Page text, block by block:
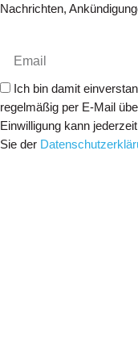
Nachrichten,
Ich bin damit
regelmäßig per E-Mail
Einwilligung kann
Sie der